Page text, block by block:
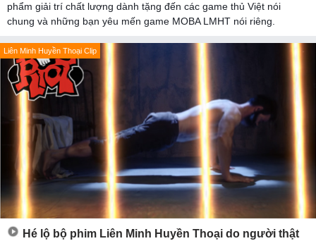
phẩm giải trí chất lượng dành tặng đến các game thủ Việt nói
chung và những bạn yêu mến game MOBA LMHT nói riêng.
Liên Minh Huyền Thoại Clip
Hé lộ bộ phim Liên Minh Huyền Thoại do người thật